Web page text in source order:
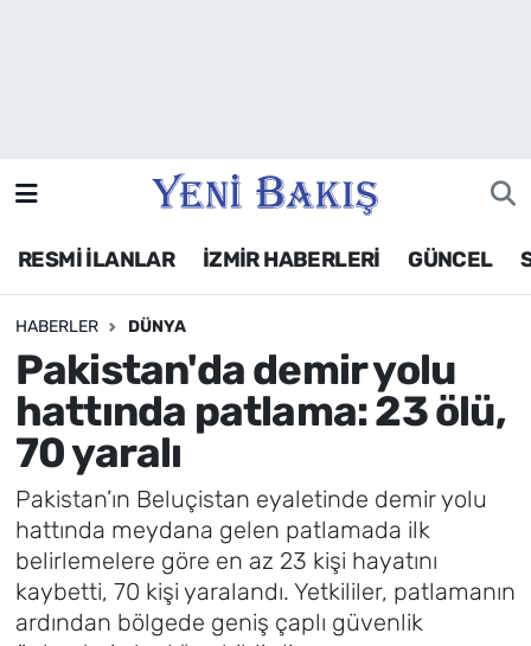
RESMİ İLANLAR İZMİR HABERLERİ GÜNCEL
HABERLER DÜNYA
Pakistan'da demir yolu
hattında patlama: 23 ölü,
70 yaralı
Pakistan’ın Beluçistan eyaletinde demir yolu
hattında meydana gelen patlamada ilk
belirlemelere göre en az 23 kişi hayatını
kaybetti, 70 kişi yaralandı. Yetkililer, patlamanın
ardından bölgede geniş çaplı güvenlik
Siyaset
Asayiş / Polis-Adliye
Spor
Magazin
Foto Galeri
Künye
İletişim